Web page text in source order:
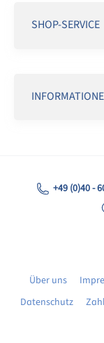
SHOP-SERVICE
+49 (0)40 -
Über uns
Datenschutz